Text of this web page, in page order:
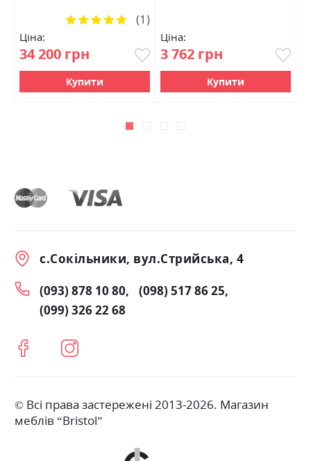
Ціна:
34 200 грн
Рейтинг:
(1)
Купити
Ціна:
3 762 грн
Купити
с.Сокільники, вул.Стрийська, 4
(093) 878 10 80
(098) 517 86 25
(099) 326 22 68
© Всі права застережені 2013-2026. Магазин
меблів “Bristol”